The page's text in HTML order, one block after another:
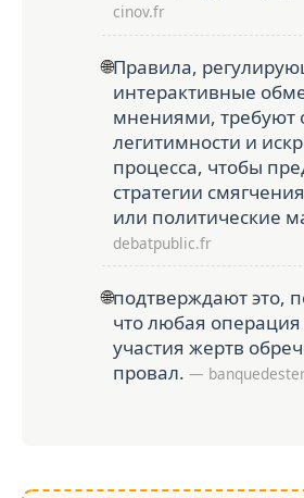
cinov.fr
🌐Правила,
интерактивные
мнениями, требуют
легитимности и
процесса, чтобы
стратегии
или политические
debatpublic.fr
🌐подтверждают это,
что любая операция
участия жертв
провал. —